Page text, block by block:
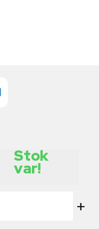
Stok
var!
+